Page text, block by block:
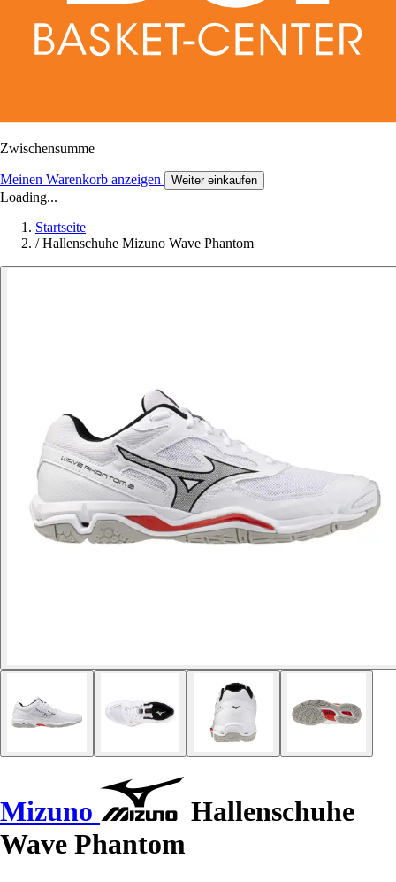
Zwischensumme
Meinen Warenkorb anzeigen Weiter einkaufen
Loading...
Startseite
/ Hallenschuhe Mizuno Wave Phantom
Mizuno
Hallenschuhe
Wave Phantom